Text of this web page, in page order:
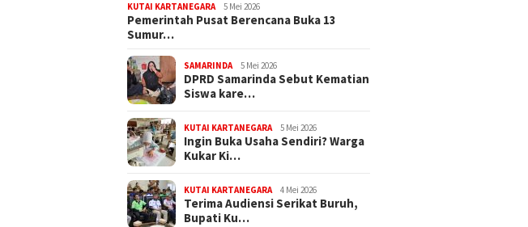
KUTAI KARTANEGARA 5 Mei 2026
Pemerintah Pusat Berencana Buka 13
Sumur…
SAMARINDA 5 Mei 2026
DPRD Samarinda Sebut Kematian
Siswa kare…
KUTAI KARTANEGARA 5 Mei 2026
Ingin Buka Usaha Sendiri? Warga
Kukar Ki…
KUTAI KARTANEGARA 4 Mei 2026
Terima Audiensi Serikat Buruh,
Bupati Ku…